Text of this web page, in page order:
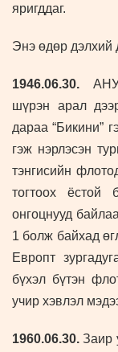
яригддаг.
Энэ өдөр дэлхий
1946.06.30.
шүрэн арал
дараа “Бикини”
гэж нэрлэсэн
тэнгисийн
тогтоох
онгоцнууд
1 болж байхад
Европт
бүхэл бүтэн
учир хэвлэл
1960.06.30.Заир